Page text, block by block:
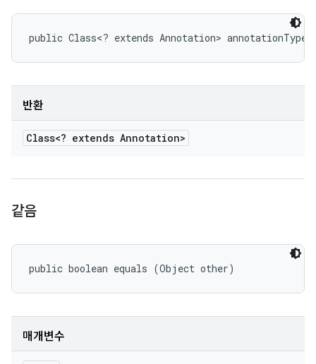
public Class<? extends Annotation>
반환
Class<? extends Annotation>
같음
public boolean equals (Object other)
매개변수